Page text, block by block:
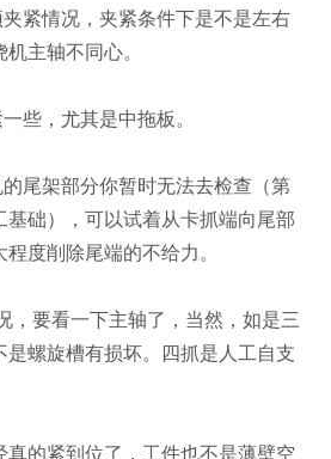
紧情况，夹紧条件下是不是左右
主轴不同心。
些，尤其是中拖板。
尾架部分你暂时无法去检查（第
基础），可以试着从卡抓端向尾部
度削除尾端的不给力。
，要看一下主轴了，当然，如是三
是螺旋槽有损坏。四抓是人工自支
的紧到位了，工件也不是薄壁空